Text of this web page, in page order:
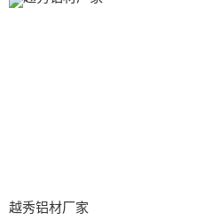
越秀铝材厂家